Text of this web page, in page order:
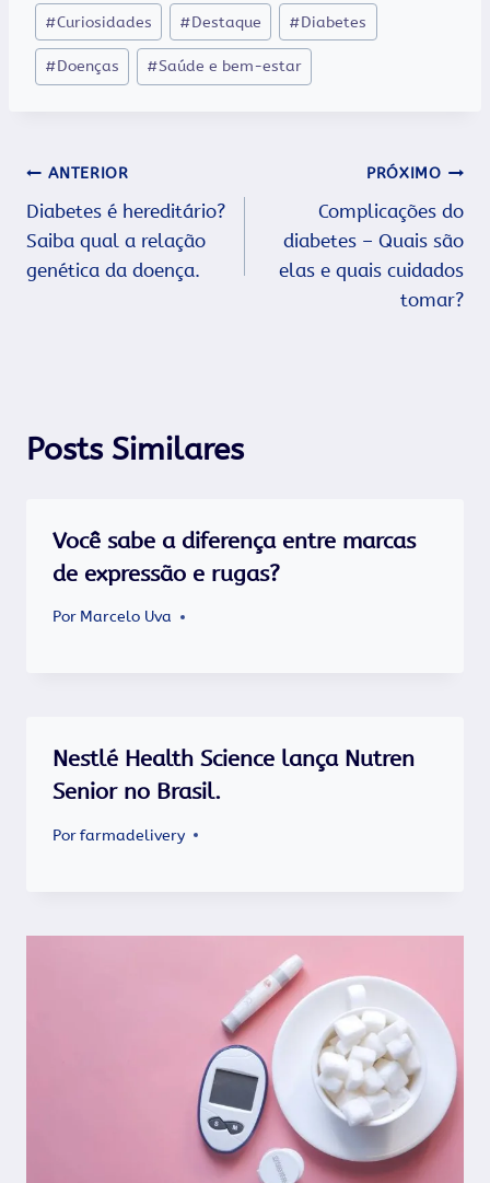
Tags
do
Post:
#Curiosidades #Destaque #Diabetes
#Doenças #Saúde e bem-estar
Navegação
de
Post
ANTERIOR
Diabetes é hereditário?
Saiba qual a relação
genética da doença.
PRÓXIMO
Complicações do
diabetes – Quais são
elas e quais cuidados
tomar?
Posts Similares
Você sabe a diferença entre marcas
de expressão e rugas?
Por Marcelo Uva
Nestlé Health Science lança Nutren
Senior no Brasil.
Porfarmadelivery